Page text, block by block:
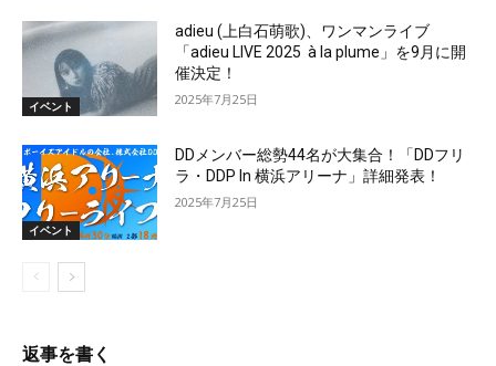
イベント
adieu (上白石萌歌)、ワンマンライブ
「adieu LIVE 2025 à la plume」を9月に開
催決定！
2025年7月25日
イベント
DDメンバー総勢44名が大集合！「DDフリ
ラ・DDP In 横浜アリーナ」詳細発表！
2025年7月25日
返事を書く